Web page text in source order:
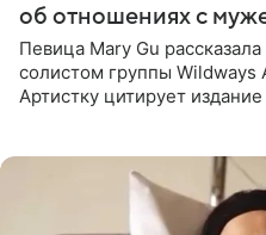
об отношениях с
Певица Mary Gu
солистом группы
Артистку цитирует